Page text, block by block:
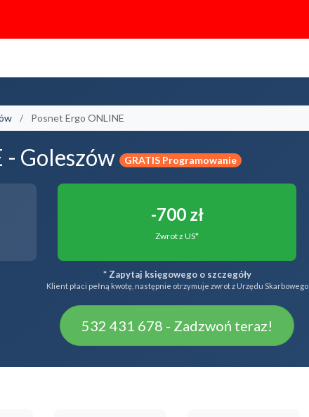
Posnet Ergo ONLINE
- Goleszów GRATIS Programowanie
-700 zł
Zwrot z US*
* Zapytaj księgowego o szczegóły
Klient płaci pełną kwotę, następnie otrzymuje zwrot z Urzędu Skarbowego
532 431 678 - Zadzwoń teraz!